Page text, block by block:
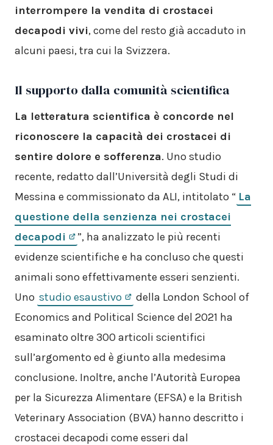
interrompere la vendita di crostacei
decapodi vivi, come del resto già accaduto in
alcuni paesi, tra cui la Svizzera.
Il supporto dalla comunità scientifica
La letteratura scientifica è concorde nel
riconoscere la capacità dei crostacei di
sentire dolore e sofferenza. Uno studio
recente, redatto dall’Università degli Studi di
Messina e commissionato da ALI, intitolato “ La
questione della senzienza nei crostacei
decapodi
”, ha analizzato le più recenti
evidenze scientifiche e ha concluso che questi
animali sono effettivamente esseri senzienti.
Uno studio esaustivo
della London School of
Economics and Political Science del 2021 ha
esaminato oltre 300 articoli scientifici
sull’argomento ed è giunto alla medesima
conclusione. Inoltre, anche l’Autorità Europea
per la Sicurezza Alimentare (EFSA) e la British
Veterinary Association (BVA) hanno descritto i
crostacei decapodi come esseri dal